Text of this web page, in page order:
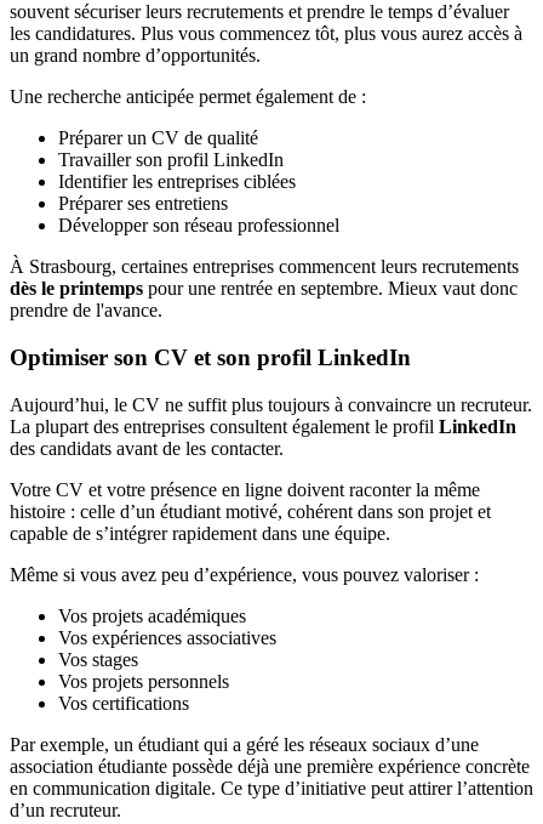
souvent sécuriser leurs recrutements et prendre le temps d’évaluer
les candidatures. Plus vous commencez tôt, plus vous aurez accès à
un grand nombre d’opportunités.
Une recherche anticipée permet également de :
Préparer un CV de qualité
Travailler son profil LinkedIn
Identifier les entreprises ciblées
Préparer ses entretiens
Développer son réseau professionnel
À Strasbourg, certaines entreprises commencent leurs recrutements
dès le printemps pour une rentrée en septembre. Mieux vaut donc
prendre de l'avance.
Optimiser son CV et son profil LinkedIn
Aujourd’hui, le CV ne suffit plus toujours à convaincre un recruteur.
La plupart des entreprises consultent également le profil LinkedIn
des candidats avant de les contacter.
Votre CV et votre présence en ligne doivent raconter la même
histoire : celle d’un étudiant motivé, cohérent dans son projet et
capable de s’intégrer rapidement dans une équipe.
Même si vous avez peu d’expérience, vous pouvez valoriser :
Vos projets académiques
Vos expériences associatives
Vos stages
Vos projets personnels
Vos certifications
Par exemple, un étudiant qui a géré les réseaux sociaux d’une
association étudiante possède déjà une première expérience concrète
en communication digitale. Ce type d’initiative peut attirer l’attention
d’un recruteur.